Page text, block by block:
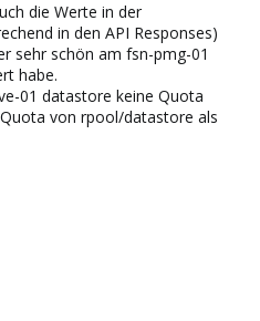
die Werte in der
in den API Responses)
sehr schön am fsn-pmg-01
habe.
01 datastore keine Quota
von rpool/datastore als